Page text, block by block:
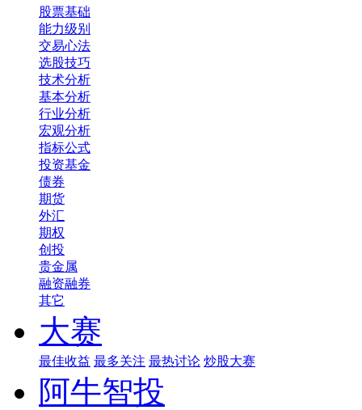
股票基础
能力级别
交易心法
选股技巧
技术分析
基本分析
行业分析
宏观分析
指标公式
投资基金
债券
期货
外汇
期权
创投
贵金属
融资融券
其它
大赛
最佳收益 最多关注 最热讨论 炒股大赛
阿牛智投